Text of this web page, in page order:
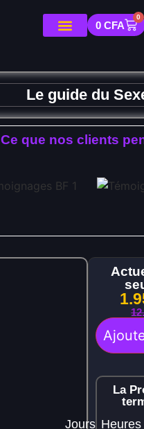
0 CFA
0
Le guide du
Ce que nos clients
La
Jours Heures